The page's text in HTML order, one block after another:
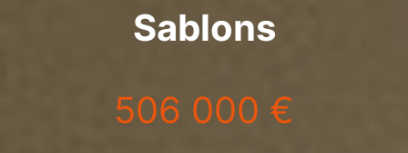
Sablons
506 000 €